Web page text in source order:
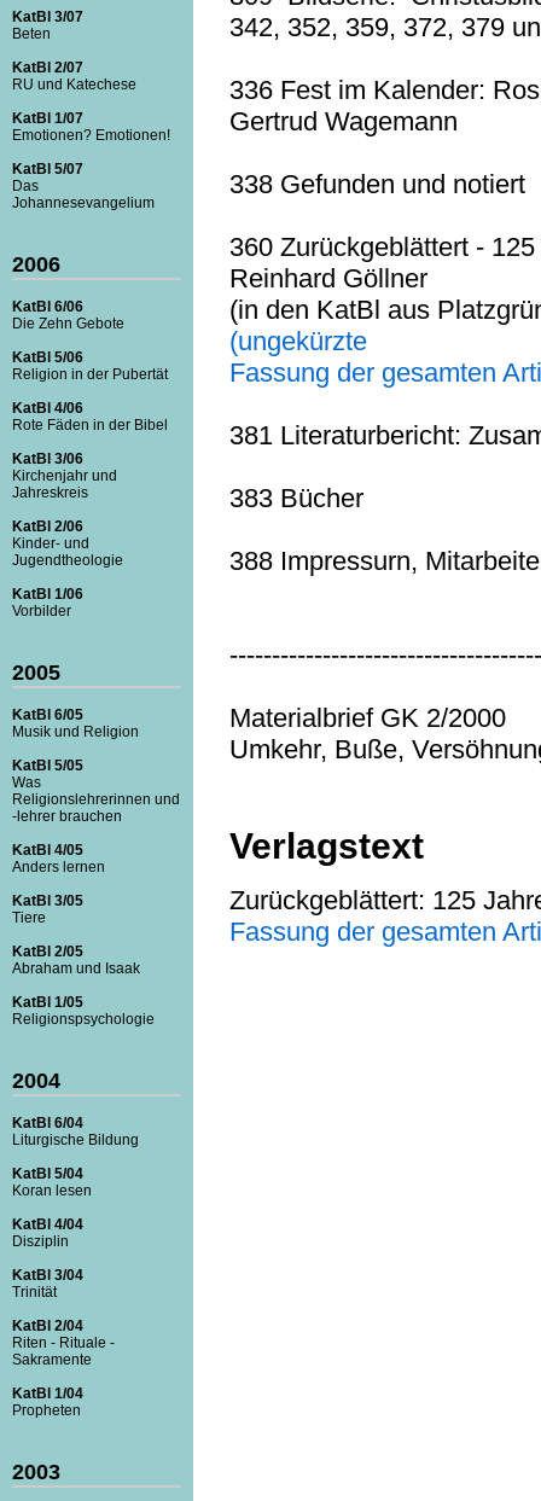
KatBl 3/07
Beten
KatBl 2/07
RU und Katechese
KatBl 1/07
Emotionen? Emotionen!
KatBl 5/07
Das
Johannesevangelium
2006
KatBl 6/06
Die Zehn Gebote
KatBl 5/06
Religion in der Pubertät
KatBl 4/06
Rote Fäden in der Bibel
KatBl 3/06
Kirchenjahr und
Jahreskreis
KatBl 2/06
Kinder- und
Jugendtheologie
KatBl 1/06
Vorbilder
2005
KatBl 6/05
Musik und Religion
KatBl 5/05
Was
Religionslehrerinnen und
-lehrer brauchen
KatBl 4/05
Anders lernen
KatBl 3/05
Tiere
KatBl 2/05
Abraham und Isaak
KatBl 1/05
Religionspsychologie
2004
KatBl 6/04
Liturgische Bildung
KatBl 5/04
Koran lesen
KatBl 4/04
Disziplin
KatBl 3/04
Trinität
KatBl 2/04
Riten - Rituale -
Sakramente
KatBl 1/04
Propheten
2003
342, 352, 359, 372, 379
336 Fest im Kalender:
Gertrud Wagemann
338 Gefunden und notiert
360 Zurückgeblättert -
Reinhard Göllner
(in den KatBl aus
(ungekürzte
Fassung der gesamten
381 Literaturbericht:
383 Bücher
388 Impressurn,
Materialbrief GK 2/2000
Umkehr, Buße,
Verlagstext
Zurückgeblättert: 125
Fassung der gesamten